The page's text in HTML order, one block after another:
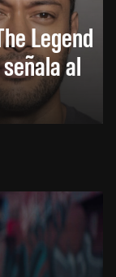
Legend
al